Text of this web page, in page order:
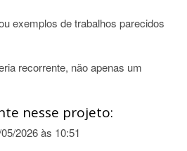
exemplos de trabalhos parecidos
recorrente, não apenas um
nesse projeto:
2026 às 10:51